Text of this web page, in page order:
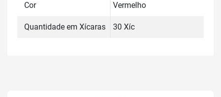
Cor Vermelho
Quantidade em Xícaras 30 Xíc